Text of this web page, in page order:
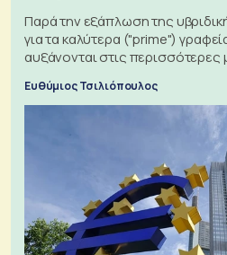
Παρά την εξάπλωση της
για τα καλύτερα ("prime")
αυξάνονται στις περισσότερες
Ευθύμιος Τσιλιόπουλος